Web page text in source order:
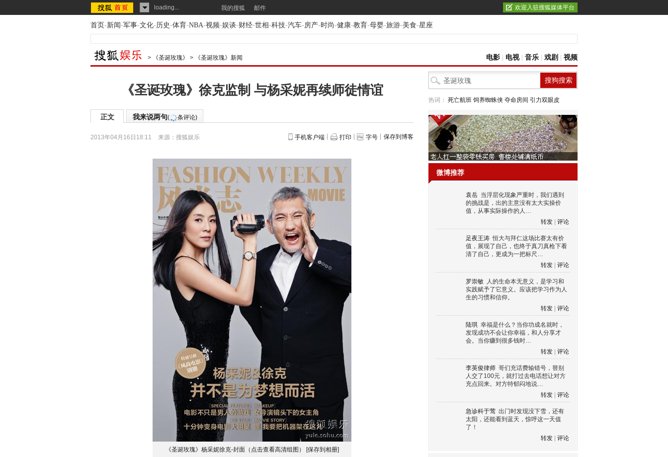
loading... 我的搜狐 邮件 欢迎入驻搜狐媒体平台
首页-新闻-军事-文化-历史-体育-NBA-视频-娱谈-财经-世相-科技-汽车-房产-时尚-健康-教育-母婴-旅游-美食-星座
> 《圣诞玫瑰》 > 《圣诞玫瑰》新闻 电影 电视| 音乐 戏剧 视频
《圣诞玫瑰》徐克监制 与杨采妮再续师徒情谊
正文 我来说两句( 条评论)
2013年04月16日18:11 来源： 搜狐娱乐 手机客户端 打印 字号 保存到博客
《圣诞玫瑰》杨采妮徐克-封面（点击查看高清组图） [保存到相册]
热词： 死亡航班 饲养蜘蛛侠 夺命房间 引力双眼皮
微博推荐
袁岳 当浮层化现象严重时，我们遇到
的挑战是，出的主意没有太大实操价
值，从事实际操作的人…
转发
评论
足夜王涛 恒大与拜仁这场比赛太有价
值，展现了自己，也终于真刀真枪下看
清了自己，更成为一把标尺…
转发
评论
罗崇敏 人的生命本无意义，是学习和
实践赋予了它意义。应该把学习作为人
生的习惯和信仰。
转发
评论
陆琪 幸福是什么？当你功成名就时，
发现成功不会让你幸福，和人分享才
会。当你赚到很多钱时…
转发
评论
李英俊律师 哥们充话费输错号，替别
人交了100元，就打过去电话想让对方
充点回来。对方特郁闷地说…
转发
评论
急诊科于莺 出门时发现没下雪，还有
太阳，还能看到蓝天，惊呼这一天值
了！
转发
评论